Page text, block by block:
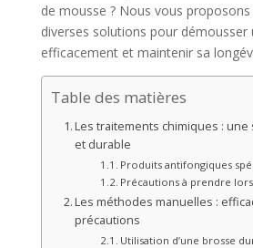
de mousse ? Nous vous
diverses solutions pour démousser
efficacement et maintenir sa
Table des matières
Les traitements chimiques :
et durable
Produits antifongiques
Précautions à prendre
Les méthodes manuelles :
précautions
Utilisation d’une brosse